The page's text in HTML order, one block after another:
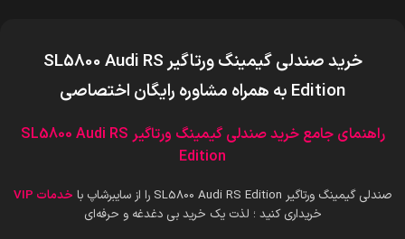
خرید صندلی گیمینگ ورتاگیر SL5800 Audi RS
Edition به همراه مشاوره رایگان اختصاصی
راهنمای جامع خرید صندلی گیمینگ ورتاگیر SL5800 Audi RS
Edition
صندلی گیمینگ ورتاگیر SL5800 Audi RS Edition را از سایبرشاپ با
خدمات VIP
خریداری کنید ؛ لذت یک خرید بی دغدغه و حرفه‌ای